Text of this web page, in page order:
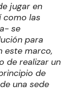
jugar en
como las
se
para
este marco,
de realizar un
de
una sede